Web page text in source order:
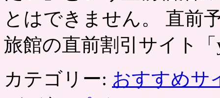
とはできません。 直前
旅館の直前割引サイト
カテゴリー: おすすめサ